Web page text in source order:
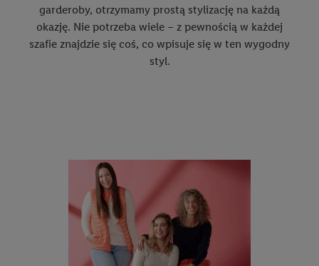
garderoby, otrzymamy prostą stylizację na każdą
okazję. Nie potrzeba wiele – z pewnością w każdej
szafie znajdzie się coś, co wpisuje się w ten wygodny
styl.